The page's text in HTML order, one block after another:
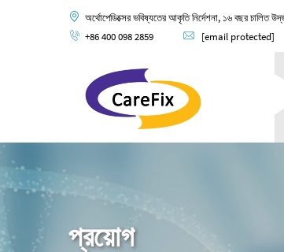
অর্থোপেডিক্সের ভবিষ্যতের আকৃতি নির্দেশনা, ১৬ বছর চালিত
+86 400 098 2859
[email protected]
প্রয়োগ